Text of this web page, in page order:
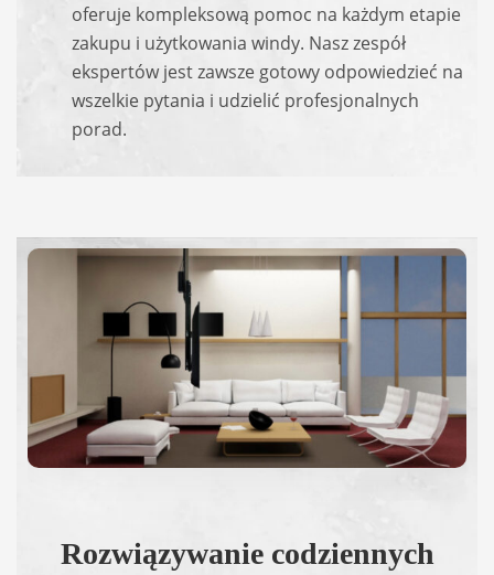
oferuje kompleksową pomoc na każdym etapie
zakupu i użytkowania windy. Nasz zespół
ekspertów jest zawsze gotowy odpowiedzieć na
wszelkie pytania i udzielić profesjonalnych
porad.
Rozwiązywanie codziennych